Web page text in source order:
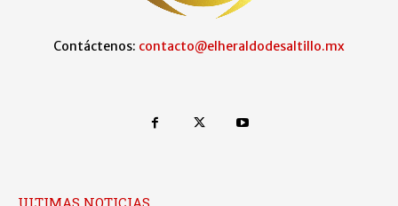
Contáctenos: contacto@elheraldodesaltillo.mx
ULTIMAS NOTICIAS